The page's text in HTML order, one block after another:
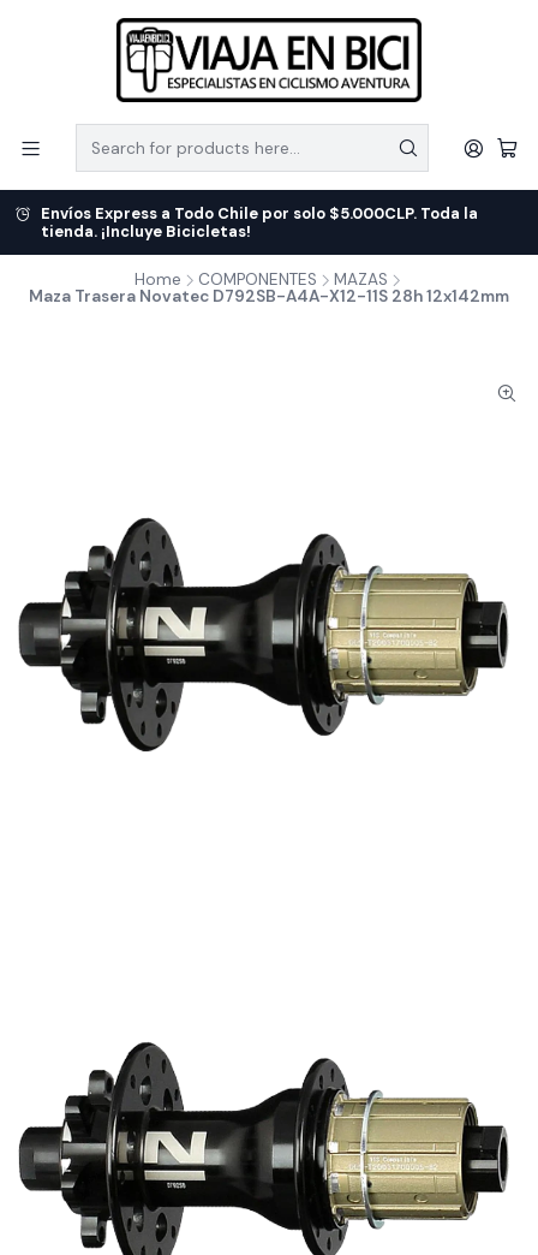
Envíos Express a Todo Chile por solo $5.000CLP. Toda la
tienda. ¡Incluye Bicicletas!
Home COMPONENTES
MAZAS
Maza Trasera Novatec D792SB-A4A-X12-11S 28h 12x142mm